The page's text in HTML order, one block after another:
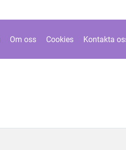
Om oss Cookies Kontakta